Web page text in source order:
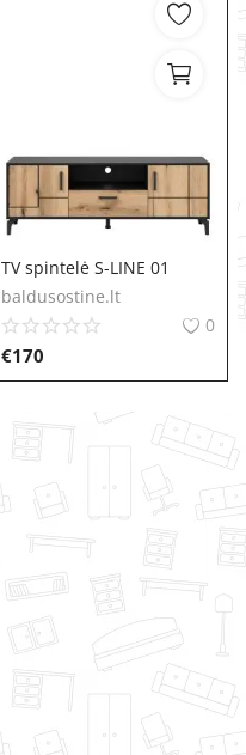
TV spintelė S-LINE 01
baldusostine.lt
0
€170